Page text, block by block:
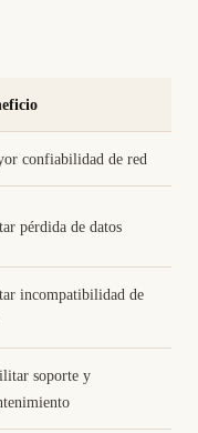
confiabilidad de red
pérdida de datos
incompatibilidad de
soporte y